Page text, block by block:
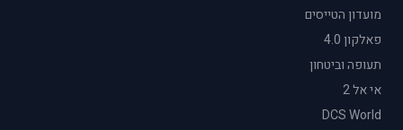
מועדון הטייסים
פאלקון 4.0
תעופה וביטחון
אי אל 2
DCS World